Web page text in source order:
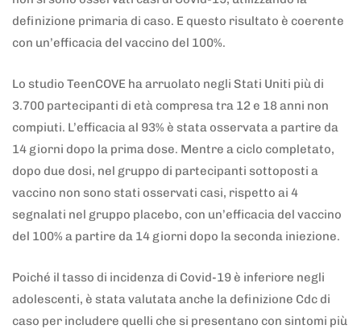
definizione primaria di caso. E questo risultato è coerente
con un’efficacia del vaccino del 100%.
Lo studio TeenCOVE ha arruolato negli Stati Uniti più di
3.700 partecipanti di età compresa tra 12 e 18 anni non
compiuti. L’efficacia al 93% è stata osservata a partire da
14 giorni dopo la prima dose. Mentre a ciclo completato,
dopo due dosi, nel gruppo di partecipanti sottoposti a
vaccino non sono stati osservati casi, rispetto ai 4
segnalati nel gruppo placebo, con un’efficacia del vaccino
del 100% a partire da 14 giorni dopo la seconda iniezione.
Poiché il tasso di incidenza di Covid-19 è inferiore negli
adolescenti, è stata valutata anche la definizione Cdc di
caso per includere quelli che si presentano con sintomi più